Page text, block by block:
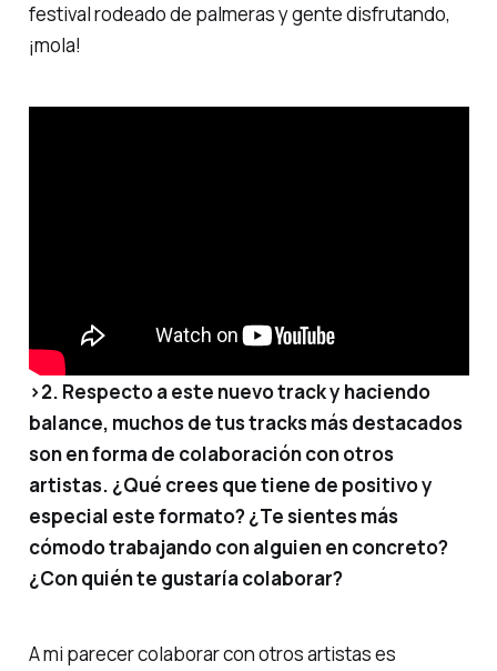
festival rodeado de palmeras y gente disfrutando,
¡mola!
>2. Respecto a este nuevo track y haciendo
balance, muchos de tus tracks más destacados
son en forma de colaboración con otros
artistas. ¿Qué crees que tiene de positivo y
especial este formato? ¿Te sientes más
cómodo trabajando con alguien en concreto?
¿Con quién te gustaría colaborar?
A mi parecer colaborar con otros artistas es